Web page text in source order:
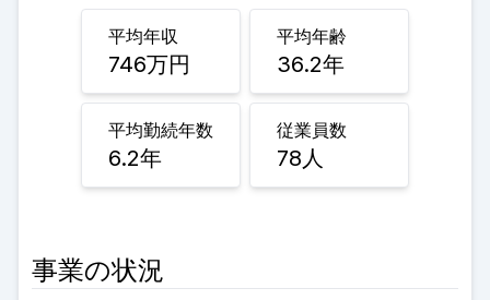
平均年収
746万円
平均年齢
36.2年
平均勤続年数
6.2年
従業員数
78人
事業の状況